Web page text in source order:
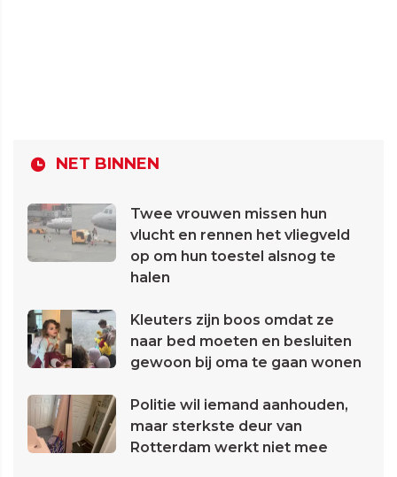
NET BINNEN
Twee vrouwen missen hun
vlucht en rennen het vliegveld
op om hun toestel alsnog te
halen
Kleuters zijn boos omdat ze
naar bed moeten en besluiten
gewoon bij oma te gaan wonen
Politie wil iemand aanhouden,
maar sterkste deur van
Rotterdam werkt niet mee